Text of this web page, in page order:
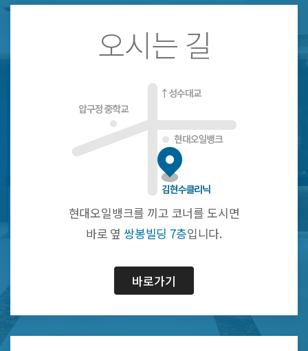
오시는 길
현대오일뱅크를 끼고 코너를 도시면
바로 옆 쌍봉빌딩 7층입니다.
바로가기